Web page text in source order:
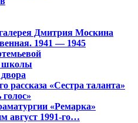
Дмитрия Москина
1941 — 1945
школы
рассказа «Сестра таланта»
«Ремарка»
август 1991-го…